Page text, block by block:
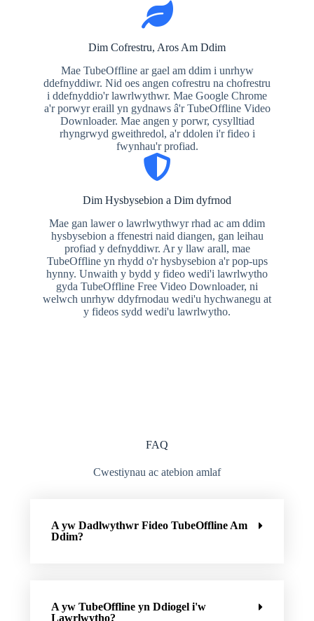
Dim Cofrestru, Aros Am Ddim
Mae TubeOffline ar gael am ddim i unrhyw
ddefnyddiwr. Nid oes angen cofrestru na chofrestru
i ddefnyddio'r lawrlwythwr. Mae Google Chrome
a'r porwyr eraill yn gydnaws â'r TubeOffline Video
Downloader. Mae angen y porwr, cysylltiad
rhyngrwyd gweithredol, a'r ddolen i'r fideo i
fwynhau'r profiad.
Dim Hysbysebion a Dim dyfrnod
Mae gan lawer o lawrlwythwyr rhad ac am ddim
hysbysebion a ffenestri naid diangen, gan leihau
profiad y defnyddiwr. Ar y llaw arall, mae
TubeOffline yn rhydd o'r hysbysebion a'r pop-ups
hynny. Unwaith y bydd y fideo wedi'i lawrlwytho
gyda TubeOffline Free Video Downloader, ni
welwch unrhyw ddyfrnodau wedi'u hychwanegu at
y fideos sydd wedi'u lawrlwytho.
FAQ
Cwestiynau ac atebion amlaf
A yw Dadlwythwr Fideo TubeOffline Am
Ddim?
A yw TubeOffline yn Ddiogel i'w
Lawrlwytho?